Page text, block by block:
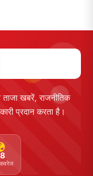
खबरें, राजनीतिक
प्रदान करता है।